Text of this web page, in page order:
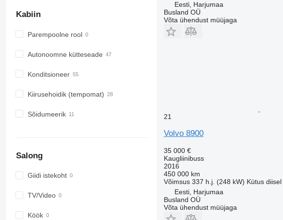
Kabiin
Parempoolne rool
Autonoomne kütteseade
Konditsioneer
Kiirusehoidik (tempomat)
Sõidumeerik
Salong
Giidi istekoht
TV/Video
Köök
Eesti, Harjumaa
Busland OÜ
Võta ühendust müüjaga
21
Volvo 8900
35 000 €
Kaugliinibuss
2016
450 000 km
Võimsus 337 h.j. (248 kW) Kütus diisel
Eesti, Harjumaa
Busland OÜ
Võta ühendust müüjaga